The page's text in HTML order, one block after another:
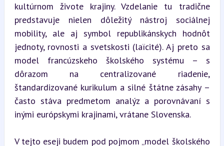
kultúrnom živote krajiny. Vzdelanie tu tradične
predstavuje nielen dôležitý nástroj sociálnej
mobility, ale aj symbol republikánskych hodnôt
jednoty, rovnosti a svetskosti (laïcité). Aj preto sa
model francúzskeho školského systému – s
dôrazom na centralizované riadenie,
štandardizované kurikulum a silné štátne zásahy –
často stáva predmetom analýz a porovnávaní s
inými európskymi krajinami, vrátane Slovenska.
V tejto eseji budem pod pojmom „model školského